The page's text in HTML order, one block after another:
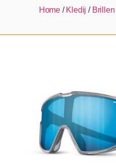
Home / Kledij / Brillen